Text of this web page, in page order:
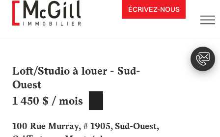
Aller
ÉCRIVEZ-NOUS
Loft/Studio à louer - Sud-
Ouest
1 450 $ / mois
100 Rue Murray, # 1905, Sud-Ouest,